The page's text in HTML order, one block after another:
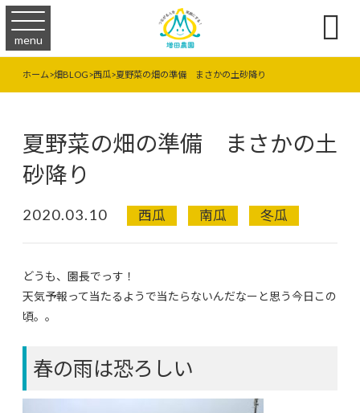
menu 
ホーム>畑BLOG>西瓜>夏野菜の畑の準備 まさかの土砂降り
夏野菜の畑の準備 まさかの土
砂降り
2020.03.10 西瓜 南瓜 冬瓜
どうも、園長でっす！
天気予報って当たるようで当たらないんだなーと思う今日この
頃。。
春の雨は恐ろしい